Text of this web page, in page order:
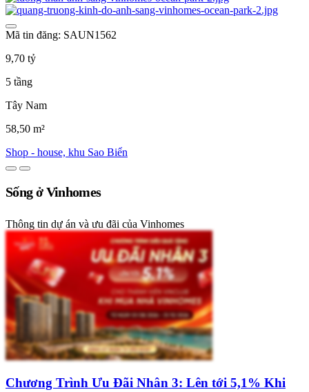
Mã tin đăng: SAUN1562
9,70 tỷ
5 tầng
Tây Nam
58,50 m²
Shop - house, khu Sao Biển
Sống ở Vinhomes
Thông tin dự án và ưu đãi của Vinhomes
Chương Trình Ưu Đãi Nhân 3: Lên tới 5,1% Khi